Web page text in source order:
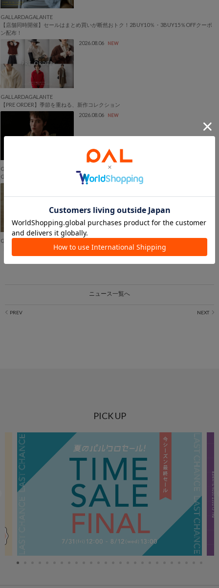
GALLARDAGALANTE
【店舗同時開催】セールはまとめ買いが断然おトク！2BUY10％・3BUY15％OFFクーポ
ン配布！
2026.08.06
NEW
GALLARDAGALANTE
【PRE ORDER】季節を重ねる、新作コレクション
2026.08.06
NEW
GALLARDAGALANTE
GALLARDAGALANTE 2026秋冬カタログ公開
2026.08.06
GALLARDAGALANTE
【Dhritië】ご好評につき、今期も登場！エンブロイダリージャケット
ニュース一覧へ
PICK UP